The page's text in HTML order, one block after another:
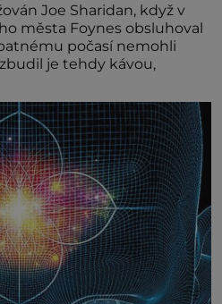
Joe Sharidan, když v
města Foynes obsluhoval
počasí nemohli
v cestě. Povzbudil je tehdy kávou,